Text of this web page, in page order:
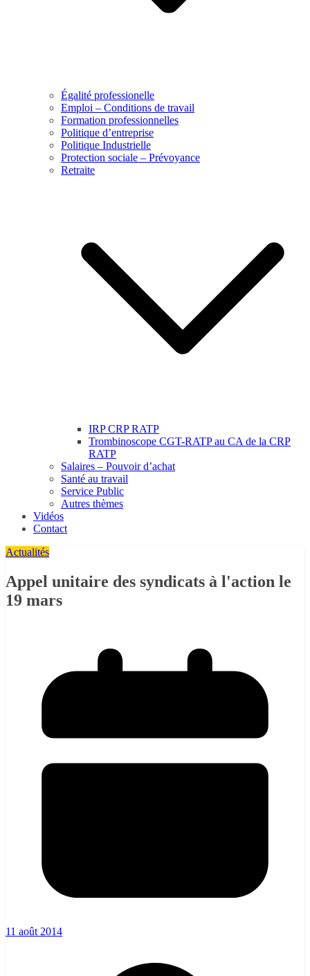
Égalité professionelle
Emploi – Conditions de travail
Formation professionnelles
Politique d’entreprise
Politique Industrielle
Protection sociale – Prévoyance
Retraite
IRP CRP RATP
Trombinoscope CGT-RATP au CA de la CRP
RATP
Salaires – Pouvoir d’achat
Santé au travail
Service Public
Autres thèmes
Vidéos
Contact
Actualités
Appel unitaire des syndicats à l'action le
19 mars
11 août 2014